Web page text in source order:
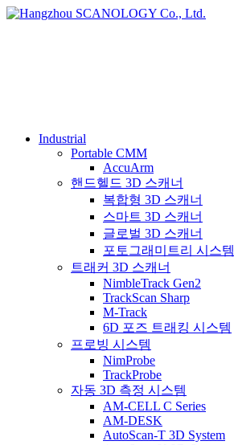
Industrial
Portable CMM
AccuArm
핸드헬드 3D 스캐너
복합형 3D 스캐너
스마트 3D 스캐너
글로벌 3D 스캐너
포토그래미트리 시스템
트래커 3D 스캐너
NimbleTrack Gen2
TrackScan Sharp
M-Track
6D 포즈 트래킹 시스템
프로빙 시스템
NimProbe
TrackProbe
자동 3D 측정 시스템
AM-CELL C Series
AM-DESK
AutoScan-T 3D System